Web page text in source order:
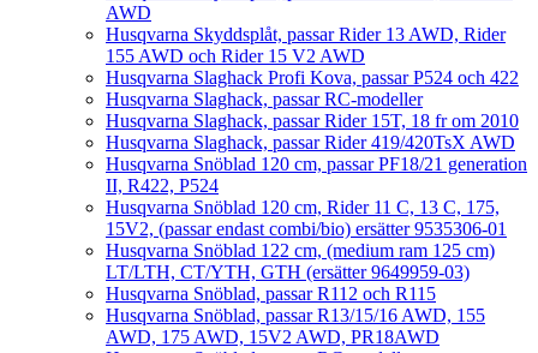
AWD
Husqvarna Skyddsplåt, passar Rider 13 AWD, Rider
155 AWD och Rider 15 V2 AWD
Husqvarna Slaghack Profi Kova, passar P524 och 422
Husqvarna Slaghack, passar RC-modeller
Husqvarna Slaghack, passar Rider 15T, 18 fr om 2010
Husqvarna Slaghack, passar Rider 419/420TsX AWD
Husqvarna Snöblad 120 cm, passar PF18/21 generation
II, R422, P524
Husqvarna Snöblad 120 cm, Rider 11 C, 13 C, 175,
15V2, (passar endast combi/bio) ersätter 9535306-01
Husqvarna Snöblad 122 cm, (medium ram 125 cm)
LT/LTH, CT/YTH, GTH (ersätter 9649959-03)
Husqvarna Snöblad, passar R112 och R115
Husqvarna Snöblad, passar R13/15/16 AWD, 155
AWD, 175 AWD, 15V2 AWD, PR18AWD